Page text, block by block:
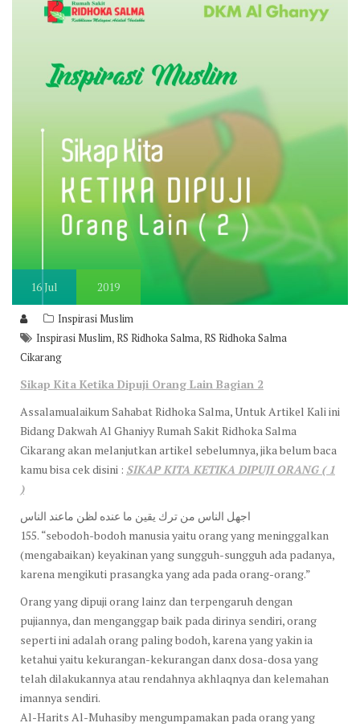
16Jul 2019
Inspirasi Muslim
Inspirasi Muslim,RS Ridhoka Salma,RS Ridhoka Salma
Cikarang
Sikap Kita Ketika Dipuji Orang Lain Bagian 2
Assalamualaikum Sahabat Ridhoka Salma, Untuk Artikel Kali ini
Bidang Dakwah Al Ghaniyy Rumah Sakit Ridhoka Salma
Cikarang akan melanjutkan artikel sebelumnya, jika belum baca
kamu bisa cek disini : SIKAP KITA KETIKA DIPUJI ORANG ( 1
)
اجهل الناس من ترك يقين ما عنده لظن ماعند الناس
155. “sebodoh-bodoh manusia yaitu orang yang meninggalkan
(mengabaikan) keyakinan yang sungguh-sungguh ada padanya,
karena mengikuti prasangka yang ada pada orang-orang.”
Orang yang dipuji orang lainz dan terpengaruh dengan
pujiannya, dan menganggap baik pada dirinya sendiri, orang
seperti ini adalah orang paling bodoh, karena yang yakin ia
ketahui yaitu kekurangan-kekurangan danx dosa-dosa yang
telah dilakukannya atau rendahnya akhlaqnya dan kelemahan
imannya sendiri.
Al-Harits Al-Muhasiby mengumpamakan pada orang yang